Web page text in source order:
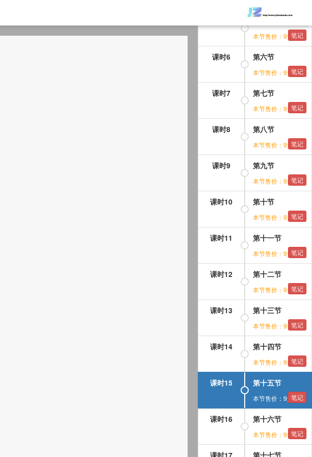
本节售价：9元笔记
课时6 第六节
本节售价：9元笔记
课时7 第七节
本节售价：9元笔记
课时8 第八节
本节售价：9元笔记
课时9 第九节
本节售价：9元笔记
课时10 第十节
本节售价：9元笔记
课时11 第十一节
本节售价：9元笔记
课时12 第十二节
本节售价：9元笔记
课时13 第十三节
本节售价：9元笔记
课时14 第十四节
本节售价：9元笔记
课时15 第十五节
本节售价：9元笔记
课时16 第十六节
本节售价：9元笔记